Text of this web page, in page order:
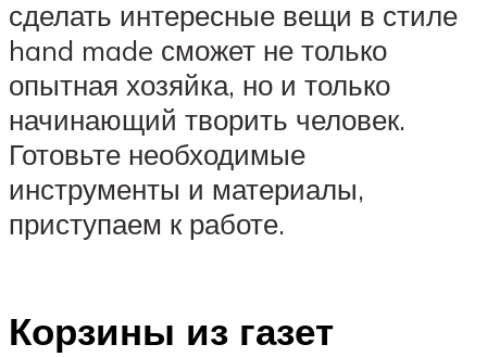
сделать интересные вещи в стиле
hand made сможет не только
опытная хозяйка, но и только
начинающий творить человек.
Готовьте необходимые
инструменты и материалы,
приступаем к работе.
Корзины из газет